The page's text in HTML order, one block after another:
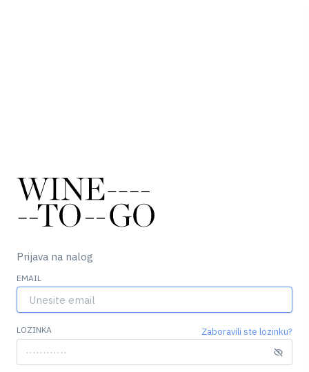
Prijava na nalog
EMAIL
LOZINKA Zaboravili ste lozinku?